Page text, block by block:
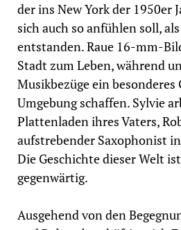
der ins New York der 1950er
sich auch so anfühlen soll,
entstanden. Raue 16-mm-
Stadt zum Leben, während
Musikbezüge ein besonderes
Umgebung schaffen. Sylvie
Plattenladen ihres Vaters,
aufstrebender Saxophonist
Die Geschichte dieser Welt
gegenwärtig.
Ausgehend von den